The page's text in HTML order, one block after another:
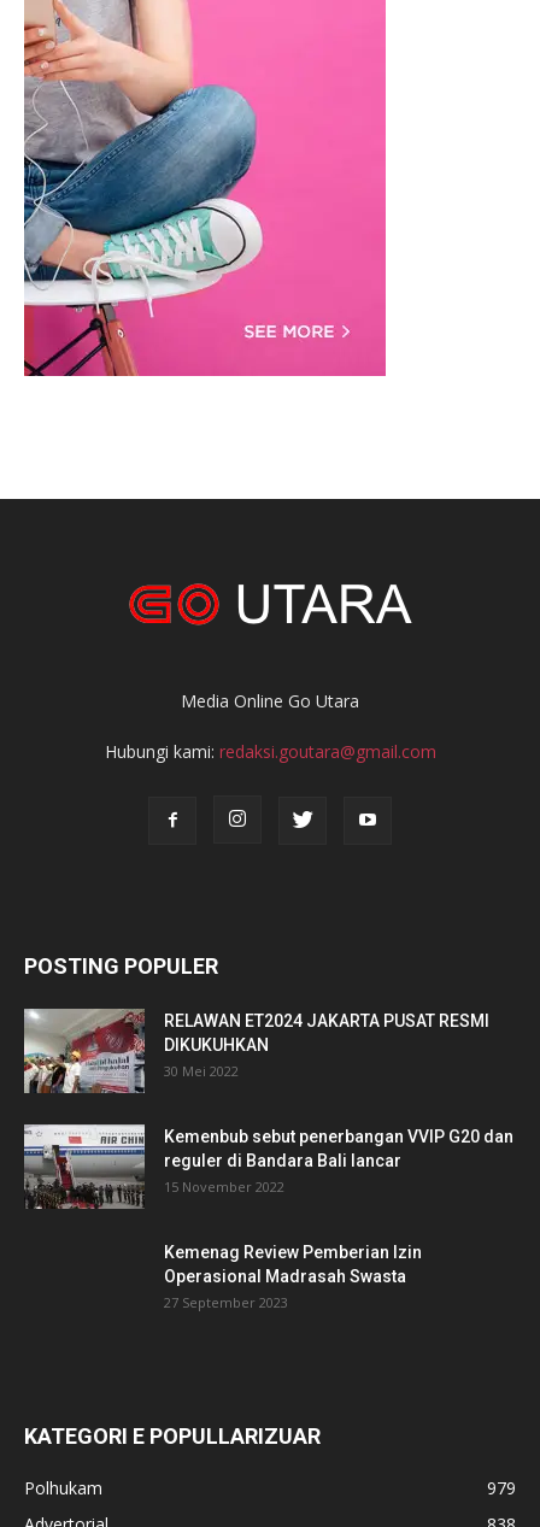
Media Online Go Utara
Hubungi kami: redaksi.goutara@gmail.com
POSTING POPULER
RELAWAN ET2024 JAKARTA PUSAT RESMI
DIKUKUHKAN
30 Mei 2022
Kemenbub sebut penerbangan VVIP G20 dan
reguler di Bandara Bali lancar
15 November 2022
Kemenag Review Pemberian Izin
Operasional Madrasah Swasta
27 September 2023
KATEGORI E POPULLARIZUAR
Polhukam
979